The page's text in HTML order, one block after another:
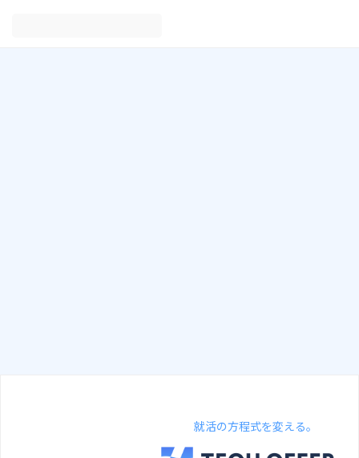
就活の方程式を変える。